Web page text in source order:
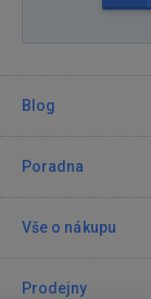
Blog
Poradna
Vše o nákupu
Prodejny